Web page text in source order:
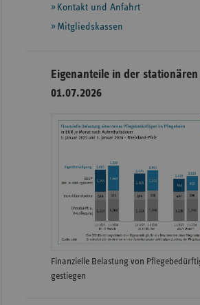
Kontakt und Anfahrt
Mitgliedskassen
Eigenanteile in der stationären
01.07.2026
Finanzielle Belastung von
gestiegen